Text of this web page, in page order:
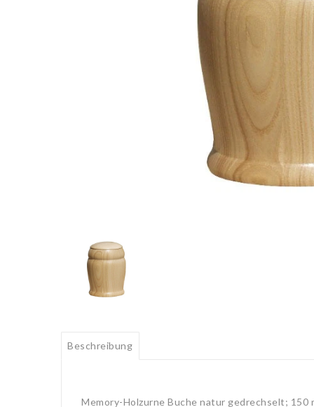
Beschreibung
Memory-Holzurne Buche natur gedrechselt; 150